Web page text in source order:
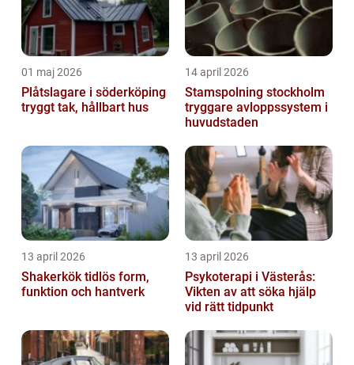
01 maj 2026
Plåtslagare i söderköping
tryggt tak, hållbart hus
14 april 2026
Stamspolning stockholm
tryggare avloppssystem i
huvudstaden
13 april 2026
Shakerkök tidlös form,
funktion och hantverk
13 april 2026
Psykoterapi i Västerås:
Vikten av att söka hjälp
vid rätt tidpunkt